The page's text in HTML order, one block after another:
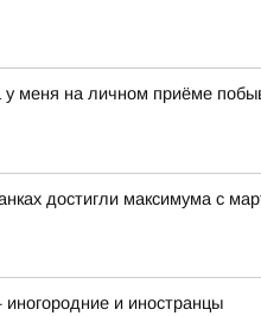
меня на личном приёме
достигли максимума с
и иностранцы